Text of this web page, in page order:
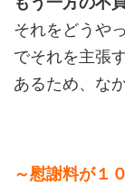
それをどうや
でそれを主張
あるため、な
～慰謝料が１